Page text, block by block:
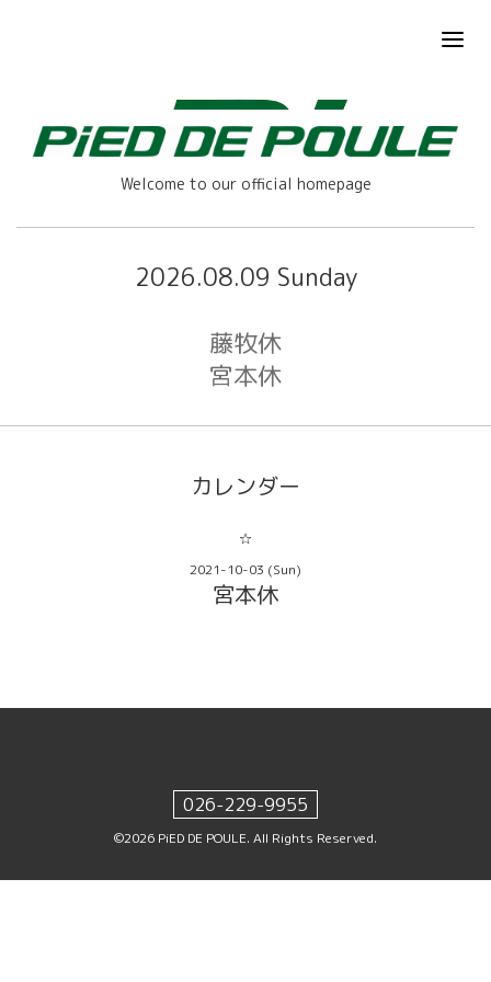
Welcome to our official homepage
2026.08.09 Sunday
藤牧休
宮本休
カレンダー
☆
2021-10-03 (Sun)
宮本休
026-229-9955
©2026 PiED DE POULE. All Rights Reserved.